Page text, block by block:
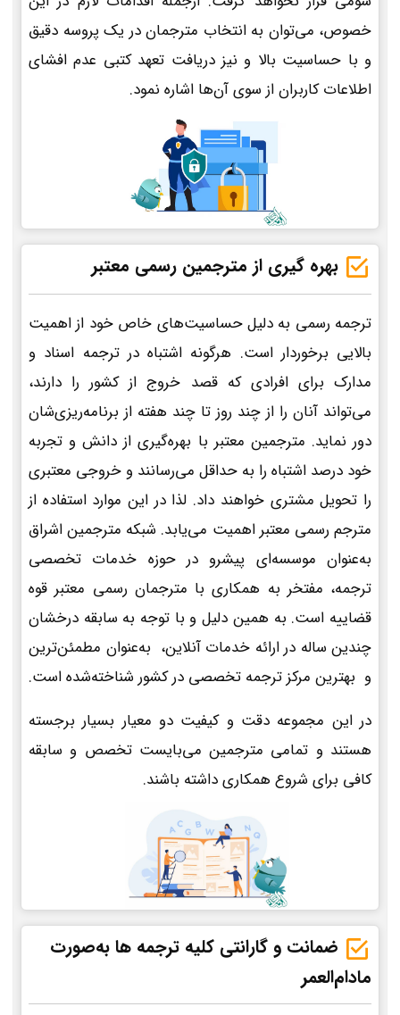
خصوص، می‌توان به انتخاب مترجمان در یک پروسه دقیق
و با حساسیت بالا و نیز دریافت تعهد کتبی عدم افشای
اطلاعات کاربران از سوی آن‌ها اشاره نمود.
بهره گیری از مترجمین رسمی معتبر
ترجمه رسمی به دلیل حساسیت‌های خاص خود از اهمیت
بالایی برخوردار است. هرگونه اشتباه در ترجمه اسناد و
مدارک برای افرادی که قصد خروج از کشور را دارند،
می‌تواند آنان را از چند روز تا چند هفته از برنامه‌ریزی‌شان
دور نماید. مترجمین معتبر با بهره‌گیری از دانش و تجربه
خود درصد اشتباه را به حداقل می‌رسانند و خروجی معتبری
را تحویل مشتری خواهند داد. لذا در این موارد استفاده از
مترجم رسمی معتبر اهمیت می‌یابد. شبکه مترجمین اشراق
به‌عنوان موسسه‌ای پیشرو در حوزه خدمات تخصصی
ترجمه، مفتخر به همکاری با مترجمان رسمی معتبر قوه
قضاییه است. به همین دلیل و با توجه به سابقه درخشان
چندین ساله در ارائه خدمات آنلاین، به‌عنوان مطمئن‌ترین
و بهترین مرکز ترجمه تخصصی در کشور شناخته‌شده است.
در این مجموعه دقت و کیفیت دو معیار بسیار برجسته
هستند و تمامی مترجمین می‌بایست تخصص و سابقه
کافی برای شروع همکاری داشته باشند.
ضمانت و گارانتی کلیه ترجمه ها به‌صورت
مادام‌العمر